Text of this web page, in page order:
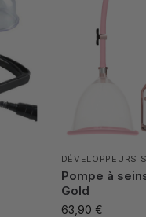
DÉVELOPPEURS
Pompe à
Gold
63,90 €